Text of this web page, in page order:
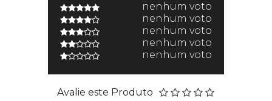
nenhum voto
nenhum voto
nenhum voto
nenhum voto
nenhum voto
Avalie este Produto